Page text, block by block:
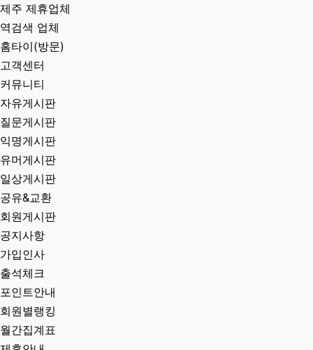
제주 제휴업체
역검색 업체
홈타이(방문)
고객센터
커뮤니티
자유게시판
질문게시판
익명게시판
유머게시판
일상게시판
공유&교환
회원게시판
공지사항
가입인사
출석체크
포인트안내
회원별랭킹
월간집계표